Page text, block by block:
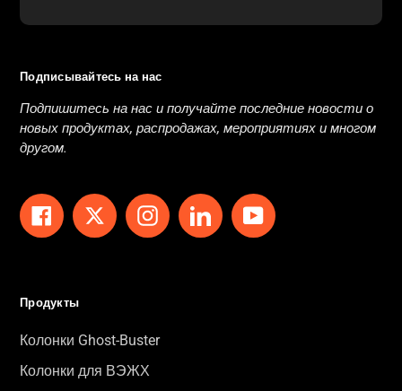
Подписывайтесь на нас
Подпишитесь на нас и получайте последние новости о
новых продуктах, распродажах, мероприятиях и многом
другом.
Facebook Twitter InstagramLinkedInYouTube
Продукты
Колонки Ghost-Buster
Колонки для ВЭЖХ